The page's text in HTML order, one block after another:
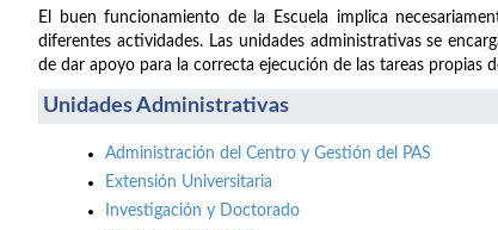
El buen funcionamiento de la Escuela implica
diferentes actividades. Las unidades administrativas se
de dar apoyo para la correcta ejecución de las tareas propias
Unidades Administrativas
Administración del Centro y Gestión del PAS
Extensión Universitaria
Investigación y Doctorado